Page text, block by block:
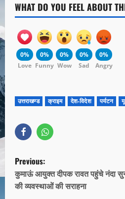
WHAT DO YOU FEEL ABOUT
0%
Love
0%
Funny
0%
Wow
0%
Sad
0%
Angry
उत्तराखण्ड क्राइम देश-विदेश पर्यटन
Previous:
कुमाऊं आयुक्त दीपक रावत पहुंचे नंदा
की व्यवस्थाओं की सराहना